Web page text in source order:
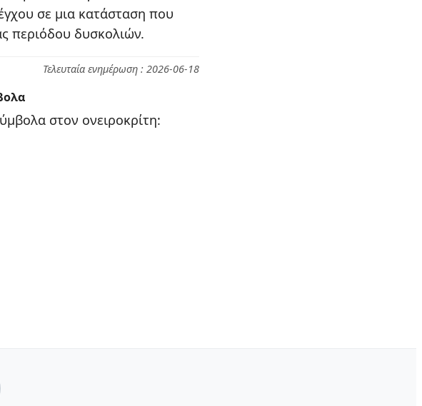
σε μια κατάσταση που
περιόδου δυσκολιών.
Τελευταία ενημέρωση : 2026-06-18
στον ονειροκρίτη: